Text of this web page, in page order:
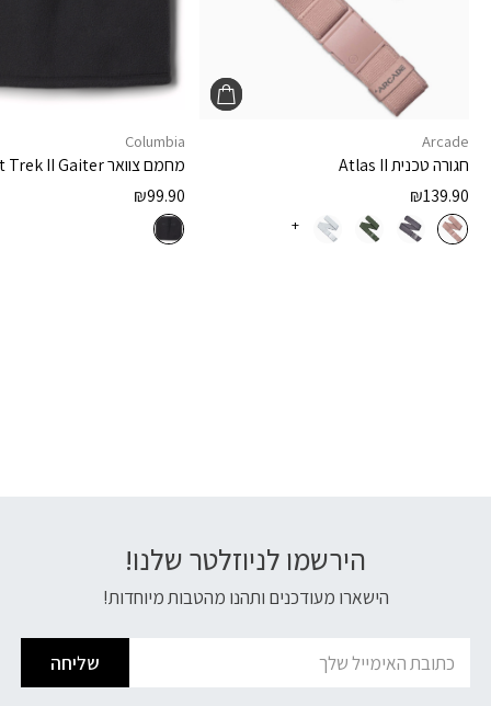
Arcade
חגורה טכניתAtlas II
₪139.90
+
Columbia
מחמם צווארTrek II Gaiter
₪99.90
הירשמו לניוזלטר שלנו!
הישארו מעודכנים ותהנו מהטבות מיוחדות!
שליחה